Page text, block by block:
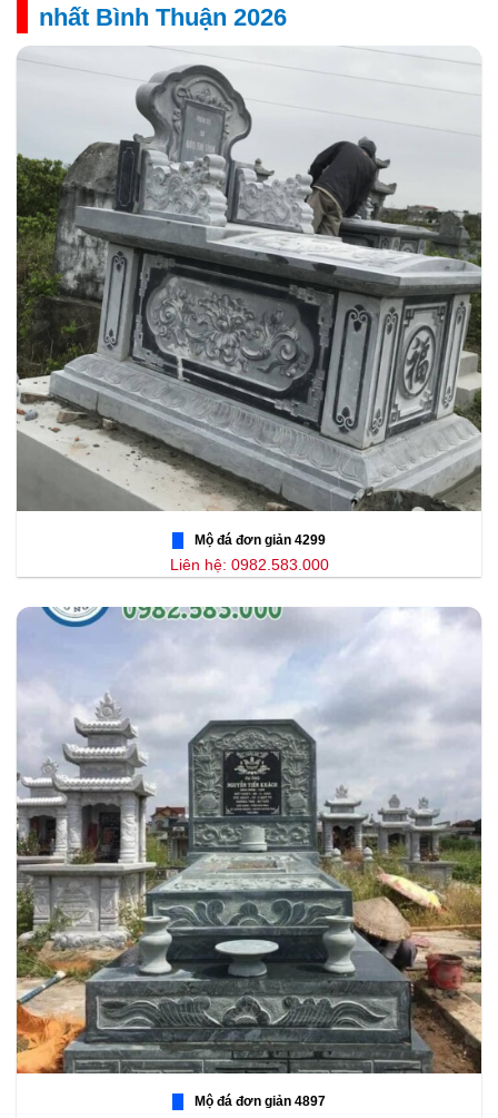
nhất Bình Thuận 2026
Mộ đá đơn giản 4299
Liên hệ: 0982.583.000
Mộ đá đơn giản 4897